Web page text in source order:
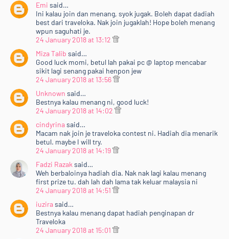
Emi said…
Ini kalau join dan menang, syok jugak. Boleh dapat dadiah
best dari traveloka. Nak join jugaklah! Hope boleh menang
wpun saguhati je.
24 January 2018 at 13:12
Miza Talib said…
Good luck momi, betul lah pakai pc @ laptop mencabar
sikit lagi senang pakai henpon jew
24 January 2018 at 13:56
Unknown said…
Bestnya kalau menang ni, good luck!
24 January 2018 at 14:02
cindyrinasaid…
Macam nak join je traveloka contest ni. Hadiah dia menarik
betul. maybe I will try.
24 January 2018 at 14:19
Fadzi Razak said…
Weh berbaloinya hadiah dia. Nak nak lagi kalau menang
first prize tu. dah lah dah lama tak keluar malaysia ni
24 January 2018 at 14:51
iuzirasaid…
Bestnya kalau menang dapat hadiah penginapan dr
Traveloka
24 January 2018 at 15:01